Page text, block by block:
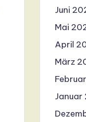
Juni
Mai
April
März
Januar